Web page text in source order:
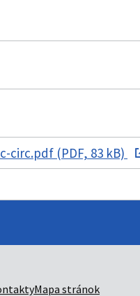
circ.pdf (PDF, 83 kB)
Mapa stránok